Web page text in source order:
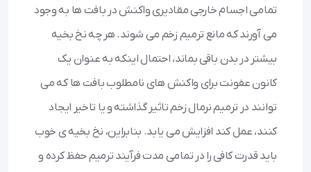
تمامی اجسام خارجی مقادیری واکنش در بافت ها به وجود
می آورند که مانع ترمیم زخم می شوند. هر چه نخ بخیه
بیشتر در بدن باقی بماند، احتمال اینکه به عنوان یک
کانون عفونت برای واکنش های نامطلوب بافت ها که می
توانند در ترمیم نرمال زخم تاثیر گذاشته و یا تاخیر ایجاد
کنند، عمل کند افزایش می یابد. بنابراین، نخ بخیه ی خوب
باید قدرت کافی را در تمامی مدت فرآیند ترمیم حفظ کرده و